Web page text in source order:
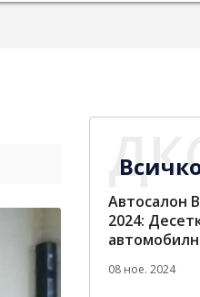
Автосалон
2024:
08 ное. 2024